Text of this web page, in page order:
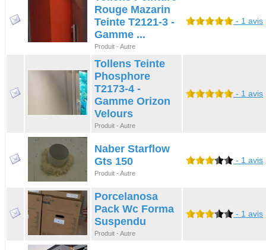
Rouge Mazarin
Teinte T2121-3 -
Gamme ...
Produit - Autre
- 1 avis
Tollens Teinte
Phosphore
T2173-4 -
Gamme Orizon
Velours
Produit - Autre
- 1 avis
Naber Starflow
Gts 150
Produit - Autre
- 1 avis
Porcelanosa
Pack Wc Forma
Suspendu
Produit - Autre
- 1 avis